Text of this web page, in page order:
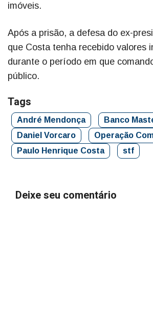
imóveis.
Após a prisão, a defesa do ex-
que Costa tenha recebido valores
durante o período em que
público.
Tags
André Mendonça Banco
Daniel Vorcaro
Operação
Paulo Henrique Costa
stf
Deixe seu comentário